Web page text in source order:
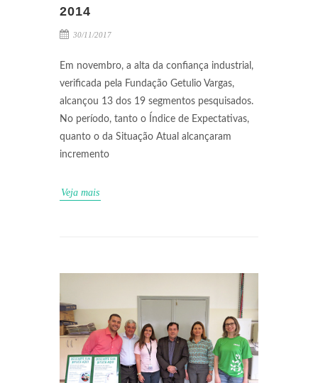
2014
30/11/2017
Em novembro, a alta da confiança industrial,
verificada pela Fundação Getulio Vargas,
alcançou 13 dos 19 segmentos pesquisados.
No período, tanto o Índice de Expectativas,
quanto o da Situação Atual alcançaram
incremento
Veja mais